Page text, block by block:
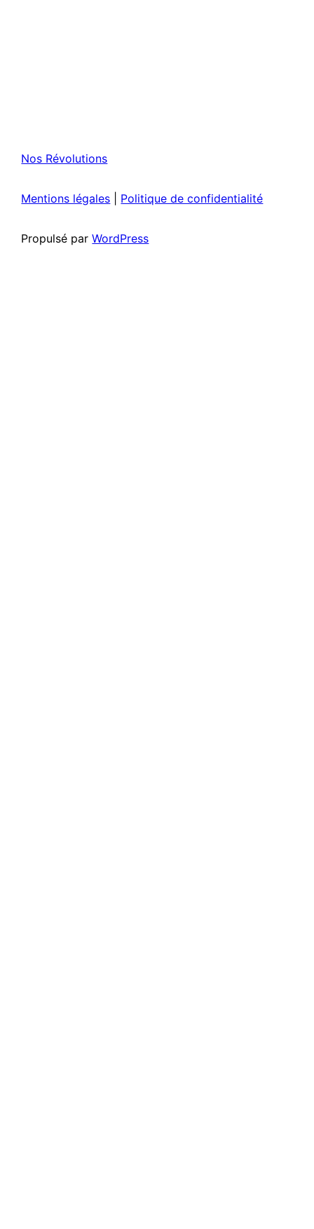
Nos Révolutions
Mentions légales Politique de confidentialité
Propulsé parWordPress